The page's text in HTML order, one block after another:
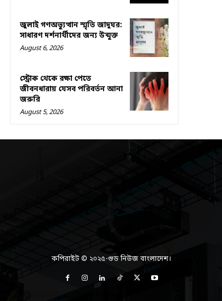
জুলাই গণঅভ্যুত্থান স্মৃতি জাদুঘর:
সাধারণ দর্শনার্থীদের জন্য উন্মুক্ত
August 6, 2026
স্ট্রোক থেকে রক্ষা পেতে
জীবনধারায় যেসব পরিবর্তন আনা
জরুরি
August 5, 2026
কপিরাইট © ২০২৫-গুড নিউজ বাংলাদেশ।